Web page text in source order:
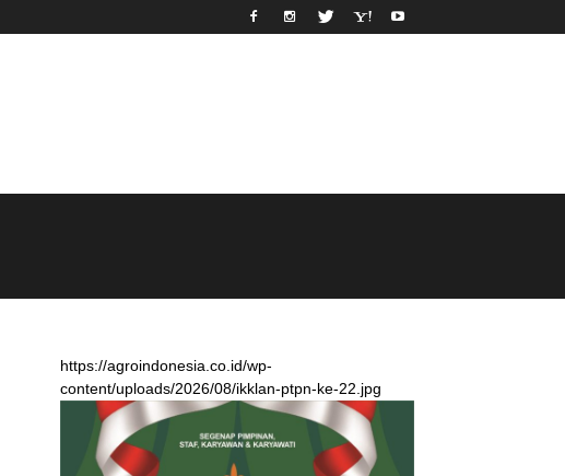
https://agroindonesia.co.id/wp-
content/uploads/2026/08/ikklan-ptpn-ke-22.jpg